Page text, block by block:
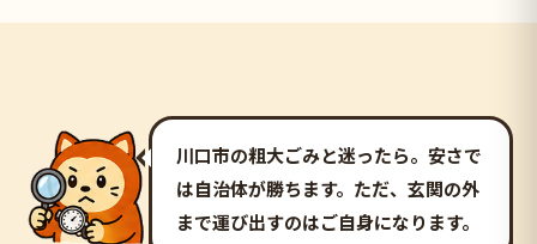
川口市の粗大ごみと迷ったら。安さで
は自治体が勝ちます。ただ、 玄関の外
まで運び出すのはご自身になります。